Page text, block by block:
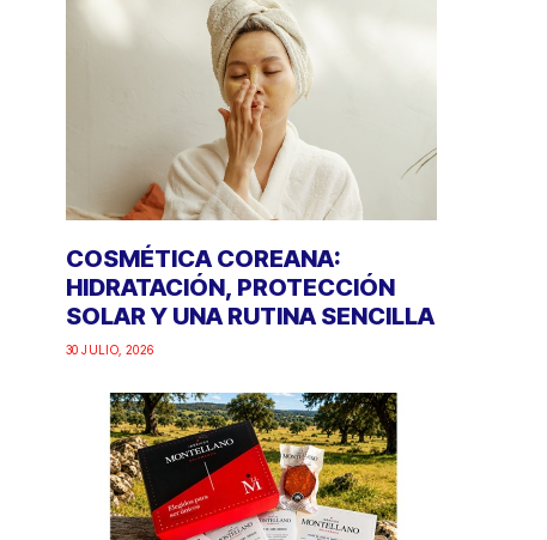
COSMÉTICA COREANA:
HIDRATACIÓN, PROTECCIÓN
SOLAR Y UNA RUTINA SENCILLA
30 JULIO, 2026